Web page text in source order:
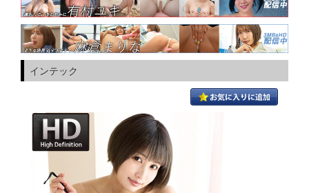
インテック